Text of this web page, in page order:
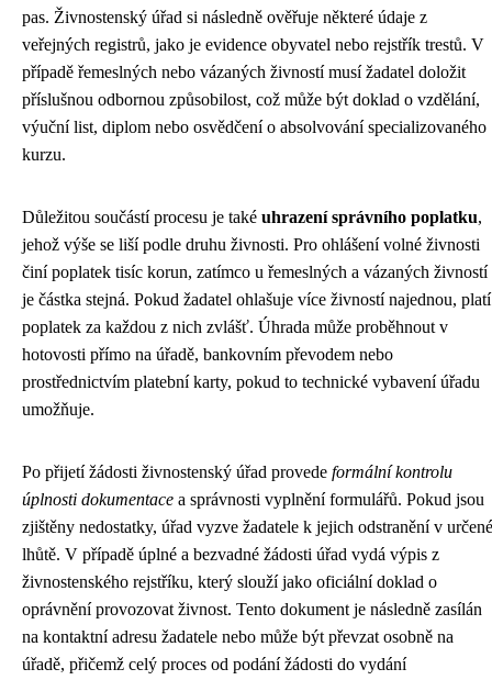
pas. Živnostenský úřad si následně ověřuje některé údaje z
veřejných registrů, jako je evidence obyvatel nebo rejstřík trestů. V
případě řemeslných nebo vázaných živností musí žadatel doložit
příslušnou odbornou způsobilost, což může být doklad o vzdělání,
výuční list, diplom nebo osvědčení o absolvování specializovaného
kurzu.
Důležitou součástí procesu je také uhrazení správního poplatku,
jehož výše se liší podle druhu živnosti. Pro ohlášení volné živnosti
činí poplatek tisíc korun, zatímco u řemeslných a vázaných živností
je částka stejná. Pokud žadatel ohlašuje více živností najednou, platí
poplatek za každou z nich zvlášť. Úhrada může proběhnout v
hotovosti přímo na úřadě, bankovním převodem nebo
prostřednictvím platební karty, pokud to technické vybavení úřadu
umožňuje.
Po přijetí žádosti živnostenský úřad provede formální kontrolu
úplnosti dokumentace a správnosti vyplnění formulářů. Pokud jsou
zjištěny nedostatky, úřad vyzve žadatele k jejich odstranění v určené
lhůtě. V případě úplné a bezvadné žádosti úřad vydá výpis z
živnostenského rejstříku, který slouží jako oficiální doklad o
oprávnění provozovat živnost. Tento dokument je následně zasílán
na kontaktní adresu žadatele nebo může být převzat osobně na
úřadě, přičemž celý proces od podání žádosti do vydání